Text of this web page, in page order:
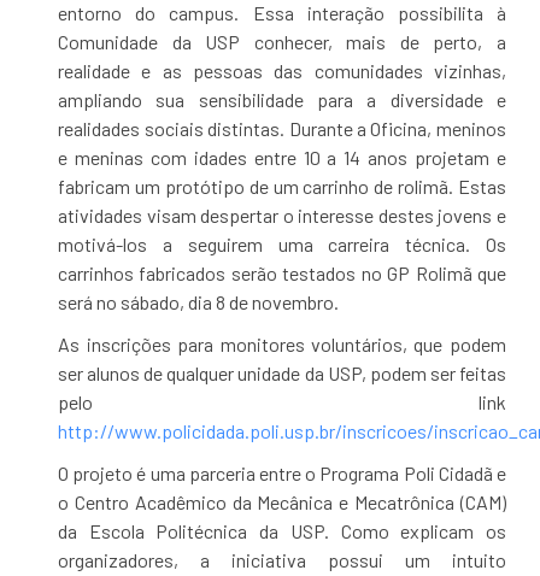
entorno do campus. Essa interação possibilita à
Comunidade da USP conhecer, mais de perto, a
realidade e as pessoas das comunidades vizinhas,
ampliando sua sensibilidade para a diversidade e
realidades sociais distintas. Durante a Oficina, meninos
e meninas com idades entre 10 a 14 anos projetam e
fabricam um protótipo de um carrinho de rolimã. Estas
atividades visam despertar o interesse destes jovens e
motivá-los a seguirem uma carreira técnica. Os
carrinhos fabricados serão testados no GP Rolimã que
será no sábado, dia 8 de novembro.
As inscrições para monitores voluntários, que podem
ser alunos de qualquer unidade da USP, podem ser feitas
pelo link
http://www.policidada.poli.usp.br/inscricoes/
O projeto é uma parceria entre o Programa Poli Cidadã e
o Centro Acadêmico da Mecânica e Mecatrônica (CAM)
da Escola Politécnica da USP. Como explicam os
organizadores, a iniciativa possui um intuito